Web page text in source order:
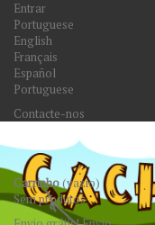
Entrar
Portuguese
English
Français
Español
Portuguese
Contacte-nos
Carrinho(vazio)
Sem produtos